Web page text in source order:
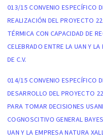
013/15 CONVENIO ESPECÍFICO
REALIZACIÓN DEL PROYECTO
TÉRMICA CON CAPACIDAD DE
CELEBRADO ENTRE LA UAN Y
DE C.V.
014/15 CONVENIO ESPECÍFICO
DESARROLLO DEL PROYECTO
PARA TOMAR DECISIONES
COGNOSCITIVO GENERAL
UAN Y LA EMPRESA NATURA